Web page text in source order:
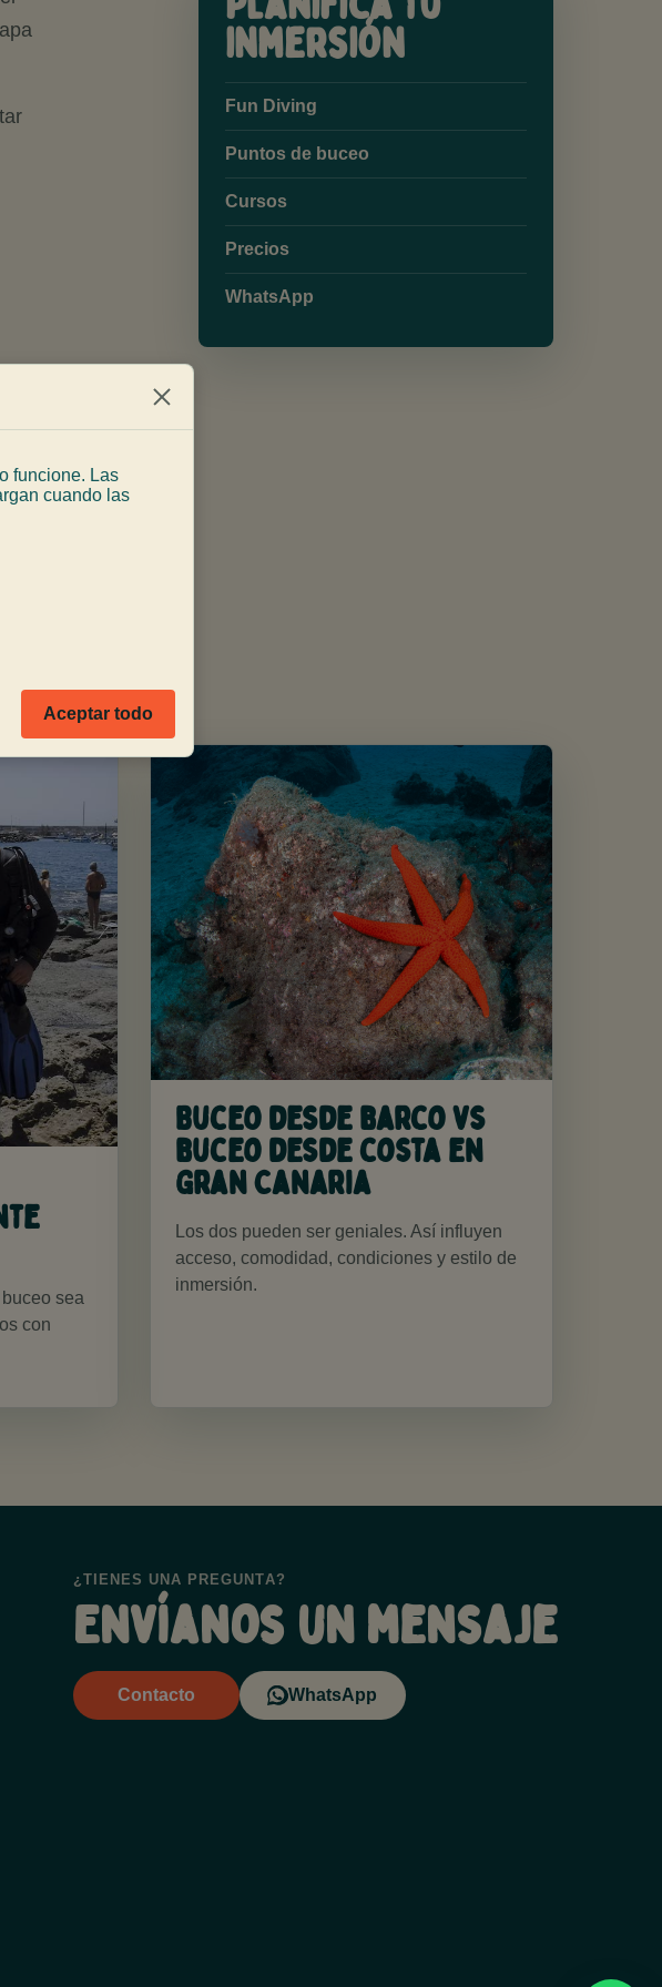
inmersión
Fun Diving
Puntos de buceo
Cursos
Precios
WhatsApp
sea
con
Buceo desde barco vs
buceo desde costa en
Gran Canaria
Los dos pueden ser geniales. Así influyen
acceso, comodidad, condiciones y estilo de
inmersión.
¿TIENES UNA PREGUNTA?
Envíanos un mensaje
Contacto WhatsApp
funcione. Las
cuando las
Aceptar todo